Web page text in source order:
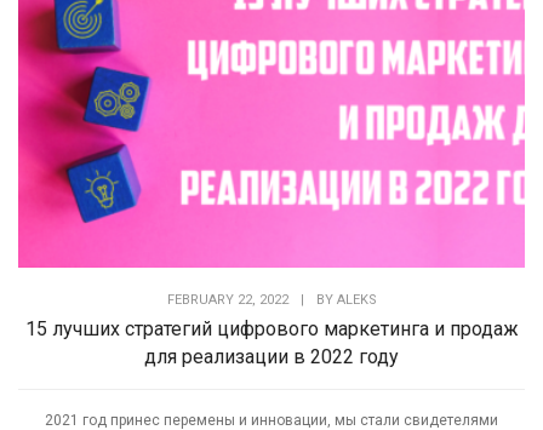
FEBRUARY 22, 2022 | BY ALEKS
15 лучших стратегий цифрового маркетинга и продаж
для реализации в 2022 году
2021 год принес перемены и инновации, мы стали свидетелями